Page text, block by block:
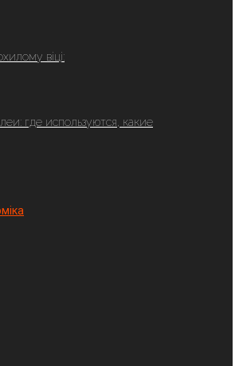
віці:
где используются, какие